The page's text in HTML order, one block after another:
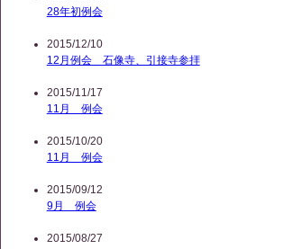
28年初例会
2015/12/10
12月例会 石像寺、引接寺参拝
2015/11/17
11月 例会
2015/10/20
11月 例会
2015/09/12
9月 例会
2015/08/27